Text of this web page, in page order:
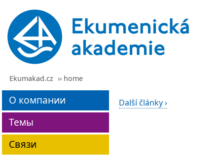
Ekumakad.cz ›› home
О компании
Темы
Связи
Další články ›